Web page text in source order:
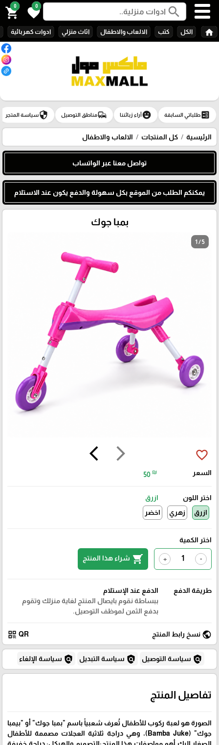
search
0
favorite
0
shopping_cart
home الكل كتب الالعاب والاطفال اثاث منزلي ادوات كهربائية
ballotطلباتي السابقة emoji_emotionsآراء زبائننا commuteمناطق التوصيل securityسياسة المتجر
الرئيسية كل المنتجات الالعاب والاطفال
تواصل معنا عبر الواتساب
يمكنكم الطلب من الموقع بكل سهولة والدفع يكون عند الاستلام
بمبا جوك
1 / 5
arrow_forward_ios
arrow_back_ios favorite_border
السعر 50 ₪
اختر اللون
ازرق
ازرق
زهري اخضر
اختر الكمية
-
+
shopping_cart شراء هذا المنتج
طريقة الدفع
الدفع عند الإستلام
ببساطة نقوم بايصال المنتج لغاية منزلك وتقوم
بدفع الثمن لموظف التوصيل.
public نسخ رابط المنتج QR
qr_code
policy سياسة التوصيل policy سياسة التبديل policy سياسة الإلغاء
تفاصيل المنتج
الصورة هو لعبة ركوب للأطفال تُعرف شعبياً باسم "بمبا جوك" أو "بيمبا
جوك" (Bamba Juke)، وهي دراجة ثلاثية العجلات مصممة للأطفال
الصغار.إليك أهم مواصفات هذا المنتج:التصميم والهيكل: دراجة خفيفة